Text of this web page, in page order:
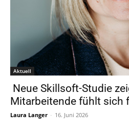
Aktuell
Neue Skillsoft-Studie
Mitarbeitende fühlt sich
Laura Langer - 16. Juni 2026